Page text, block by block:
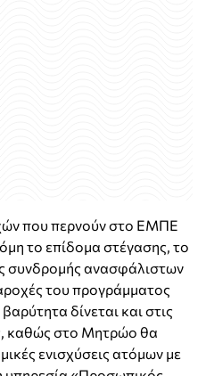
που περνούν στο ΕΜΠΕ
το επίδομα στέγασης, το
συνδρομής ανασφάλιστων
του προγράμματος
δίνεται και στις
καθώς στο Μητρώο θα
ενισχύσεις ατόμων με